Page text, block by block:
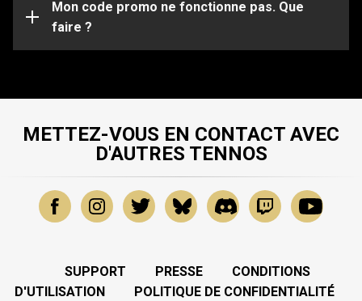
Mon code promo ne fonctionne pas. Que
faire ?
spécifiques, veuillez soumettre une demande à notre
Équipe de Support
METTEZ-VOUS EN CONTACT AVEC
D'AUTRES TENNOS
SUPPORT PRESSE
CONDITIONS
D'UTILISATION
POLITIQUE DE CONFIDENTIALITÉ